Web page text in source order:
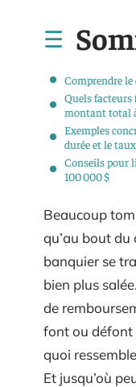
Comprendre le
Quels facteurs
montant total
Exemples
durée et le taux
Conseils pour
100 000 $
Beaucoup
qu’au bout du
banquier se
bien plus
de
font ou défont
quoi
Et jusqu’où